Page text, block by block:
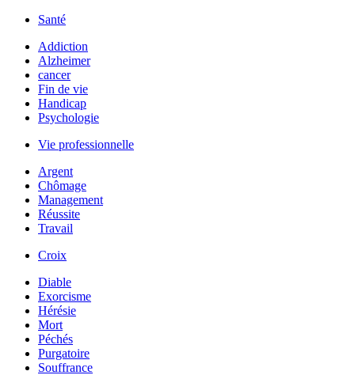
Santé
Addiction
Alzheimer
cancer
Fin de vie
Handicap
Psychologie
Vie professionnelle
Argent
Chômage
Management
Réussite
Travail
Croix
Diable
Exorcisme
Hérésie
Mort
Péchés
Purgatoire
Souffrance